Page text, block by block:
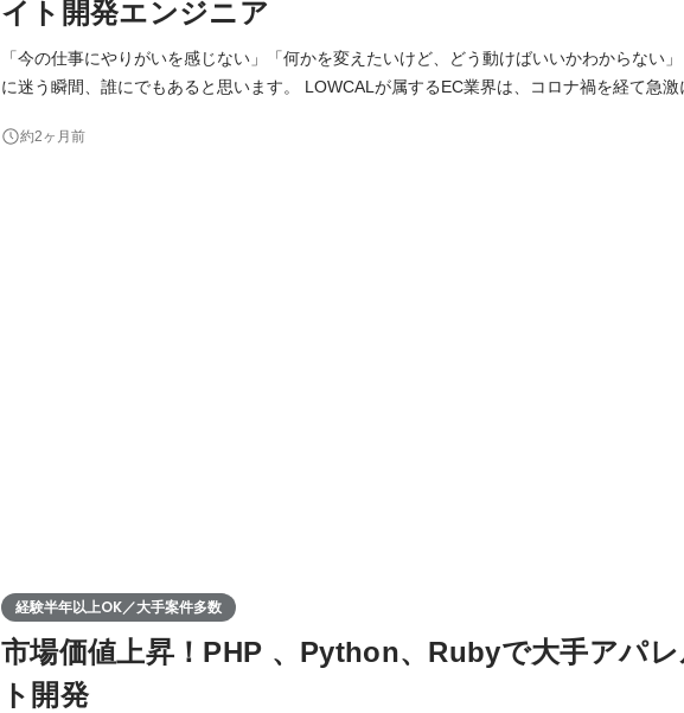
イト開発エンジニア
「今の仕事にやりがいを感じない」「何かを変えたいけど、どう動けばいいかわからない
に迷う瞬間、誰にでもあると思います。 LOWCALが属するEC業界は、コロナ禍を経て急激に拡大し、今なお成
みを根本からつくっていくーー そんなECの現場は、学びと挑戦にあふれた自分を変えるき
約2ヶ月前
経験半年以上OK／大手案件多数
市場価値上昇！PHP 、Python、Rubyで大手アパレ
ト開発